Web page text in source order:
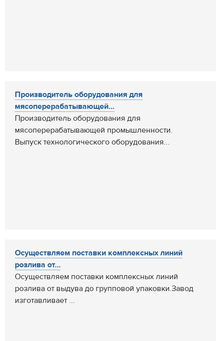
Производитель оборудования для
мясоперерабатывающей...
Производитель оборудования для
мясоперерабатывающей промышленности.
Выпуск технологического оборудования...
Осуществляем поставки комплексных линий
розлива от...
Осуществляем поставки комплексных линий
розлива от выдува до групповой упаковки.Завод
изготавливает ...